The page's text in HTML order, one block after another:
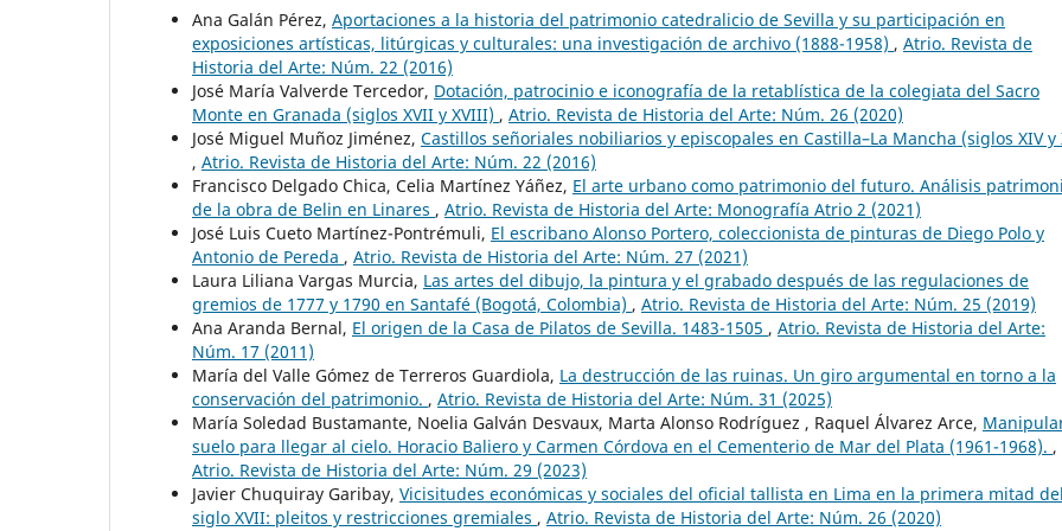
Ana Galán Pérez, Aportaciones a la historia del patrimonio catedralicio de Sevilla y su participación en
exposiciones artísticas, litúrgicas y culturales: una investigación de archivo (1888-1958) , Atrio. Revista de
Historia del Arte: Núm. 22 (2016)
José María Valverde Tercedor, Dotación, patrocinio e iconografía de la retablística de la colegiata del Sacro
Monte en Granada (siglos XVII y XVIII) , Atrio. Revista de Historia del Arte: Núm. 26 (2020)
José Miguel Muñoz Jiménez, Castillos señoriales nobiliarios y episcopales en Castilla–La Mancha (siglos XIV y
, Atrio. Revista de Historia del Arte: Núm. 22 (2016)
Francisco Delgado Chica, Celia Martínez Yáñez, El arte urbano como patrimonio del futuro. Análisis
de la obra de Belin en Linares , Atrio. Revista de Historia del Arte: Monografía Atrio 2 (2021)
José Luis Cueto Martínez-Pontrémuli, El escribano Alonso Portero, coleccionista de pinturas de Diego Polo y
Antonio de Pereda , Atrio. Revista de Historia del Arte: Núm. 27 (2021)
Laura Liliana Vargas Murcia, Las artes del dibujo, la pintura y el grabado después de las regulaciones de
gremios de 1777 y 1790 en Santafé (Bogotá, Colombia) , Atrio. Revista de Historia del Arte: Núm. 25 (2019)
Ana Aranda Bernal, El origen de la Casa de Pilatos de Sevilla. 1483-1505 , Atrio. Revista de Historia del Arte:
Núm. 17 (2011)
María del Valle Gómez de Terreros Guardiola, La destrucción de las ruinas. Un giro argumental en torno a la
conservación del patrimonio. , Atrio. Revista de Historia del Arte: Núm. 31 (2025)
María Soledad Bustamante, Noelia Galván Desvaux, Marta Alonso Rodríguez , Raquel Álvarez Arce,
suelo para llegar al cielo. Horacio Baliero y Carmen Córdova en el Cementerio de Mar del Plata (1961-1968). ,
Atrio. Revista de Historia del Arte: Núm. 29 (2023)
Javier Chuquiray Garibay, Vicisitudes económicas y sociales del oficial tallista en Lima en la primera mitad del
siglo XVII: pleitos y restricciones gremiales , Atrio. Revista de Historia del Arte: Núm. 26 (2020)